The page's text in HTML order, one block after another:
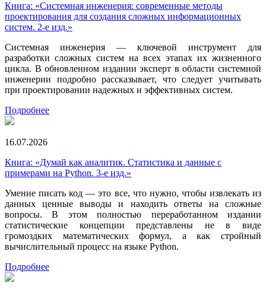
Книга: «Системная инженерия: современные методы
проектирования для создания сложных информационных
систем. 2-е изд.»
Системная инженерия — ключевой инструмент для
разработки сложных систем на всех этапах их жизненного
цикла. В обновленном издании эксперт в области системной
инженерии подробно рассказывает, что следует учитывать
при проектировании надежных и эффективных систем.
Подробнее
16.07.2026
Книга: «Думай как аналитик. Статистика и данные с
примерами на Python. 3-е изд.»
Умение писать код — это все, что нужно, чтобы извлекать из
данных ценные выводы и находить ответы на сложные
вопросы. В этом полностью переработанном издании
статистические концепции представлены не в виде
громоздких математических формул, а как стройный
вычислительный процесс на языке Python.
Подробнее